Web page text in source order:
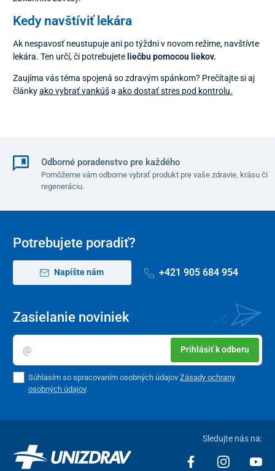
Kedy navštíviť lekára
Ak nespavosť neustupuje ani po týždni v novom režime, navštívte
lekára. Ten určí, či potrebujete liečbu pomocou liekov.
Zaujíma vás téma spojená so zdravým spánkom? Prečítajte si aj
článkyako vybrať vankúša ako dostať stres pod kontrolu.
Odborné poradenstvo pre každého
Pomôžeme vám odborne vybrať produkt pre vaše zdravie, krásu či
regeneráciu.
Potrebujete poradiť?
Napíšte nám +421 905 684 954
Zasielanie noviniek
Prihlásiť k odberu
Súhlasím so spracovaním osobných údajovZásady ochrany
osobných údajov.
Sledujte nás na: